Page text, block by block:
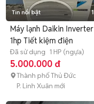
Tin nổi bật 1
Máy lạnh Daikin Inverter
1hp Tiết kiệm điện
Đã sử dụng 1 HP (ngựa)
5.000.000 đ
Thành phố Thủ Đức
P. Linh Xuân mới